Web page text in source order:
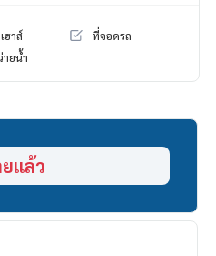
ยน้ำส่วนตัว
ฮาส์
ที่จอดรถ
ายน้ำ
แล้ว